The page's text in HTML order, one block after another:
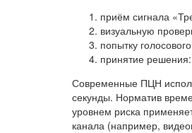
приём сигнала
визуальную
попытку
принятие
Современные ПЦН
секунды. Норматив
уровнем риска
канала (например,